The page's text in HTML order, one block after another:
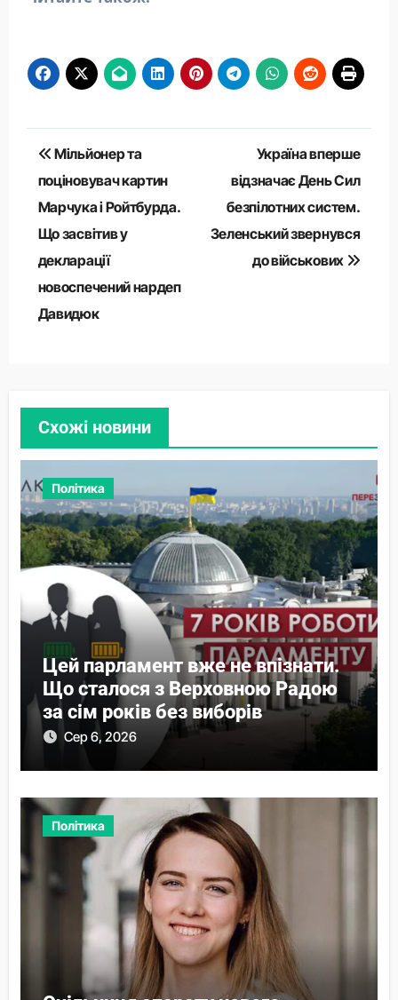
Навігація
записів
Мільйонер та
поціновувач картин
Марчука і Ройтбурда.
Що засвітив у
декларації
новоспечений нардеп
Давидюк
Україна вперше
відзначає День Сил
безпілотних систем.
Зеленський звернувся
до військових
Схожі новини
Політика
Цей парламент вже не впізнати.
Що сталося з Верховною Радою
за сім років без виборів
Сер 6, 2026
Політика